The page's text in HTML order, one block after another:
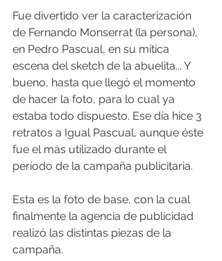
Fue divertido ver la caracterización
de Fernando Monserrat (la persona),
en Pedro Pascual, en su mítica
escena del sketch de la abuelita... Y
bueno, hasta que llegó el momento
de hacer la foto, para lo cual ya
estaba todo dispuesto. Ese día hice 3
retratos a Igual Pascual, aunque éste
fue el más utilizado durante el
período de la campaña publicitaria.
Esta es la foto de base, con la cual
finalmente la agencia de publicidad
realizó las distintas piezas de la
campaña.